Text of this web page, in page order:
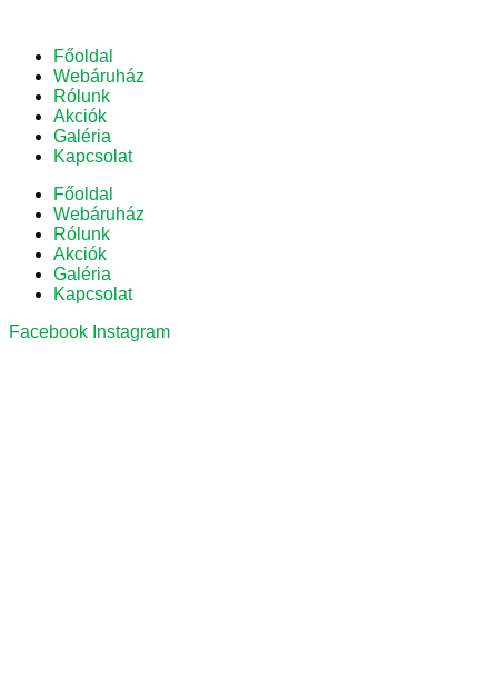
Főoldal
Webáruház
Rólunk
Akciók
Galéria
Kapcsolat
Főoldal
Webáruház
Rólunk
Akciók
Galéria
Kapcsolat
Facebook Instagram